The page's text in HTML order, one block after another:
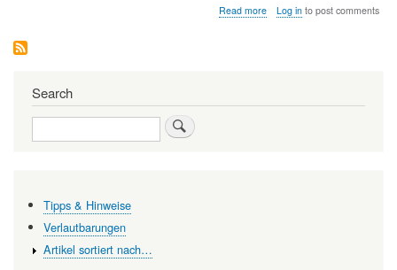
Read moreabout
Elektrisierende
Log into post comments
Search
Search
Tipps & Hinweise
Verlautbarungen
Artikel sortiert nach…